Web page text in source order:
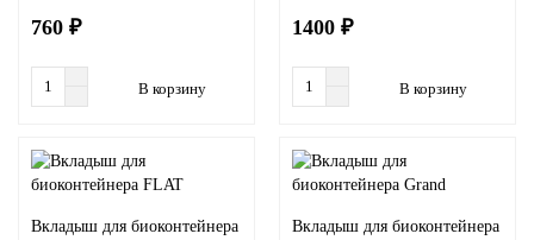
760 ₽
В корзину
1400 ₽
В корзину
Вкладыш для биоконтейнера
Вкладыш для биоконтейнера